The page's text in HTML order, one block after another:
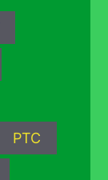
PTC